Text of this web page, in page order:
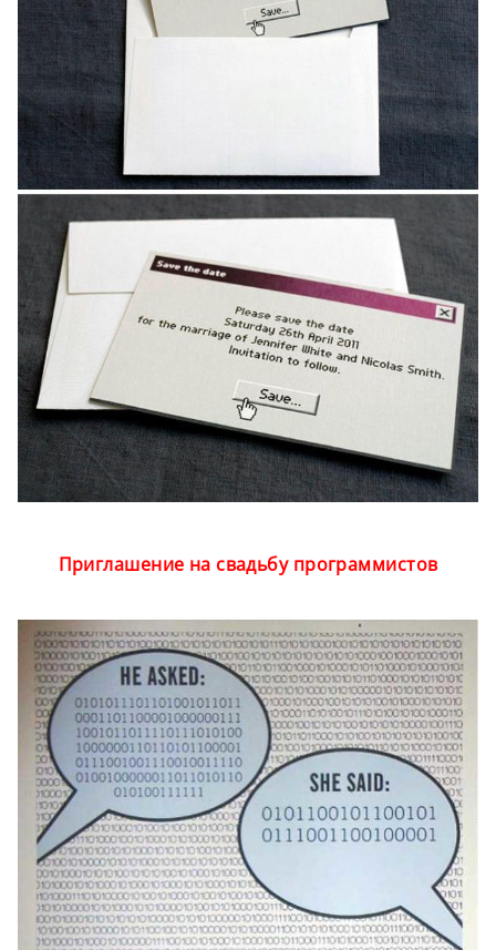
Приглашение на свадьбу программистов